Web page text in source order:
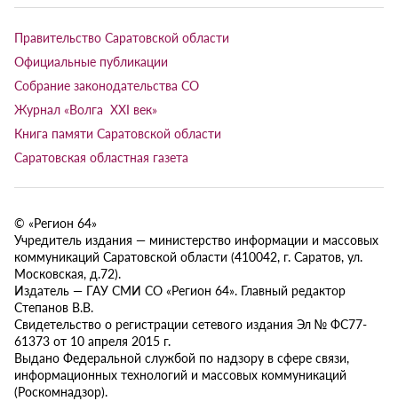
Правительство Саратовской области
Официальные публикации
Собрание законодательства СО
Журнал «Волга XXI век»
Книга памяти Саратовской области
Саратовская областная газета
© «Регион 64»
Учредитель издания — министерство информации и массовых
коммуникаций Саратовской области (410042, г. Саратов, ул.
Московская, д.72).
Издатель — ГАУ СМИ СО «Регион 64». Главный редактор
Степанов В.В.
Свидетельство о регистрации сетевого издания Эл № ФС77-
61373 от 10 апреля 2015 г.
Выдано Федеральной службой по надзору в сфере связи,
информационных технологий и массовых коммуникаций
(Роскомнадзор).